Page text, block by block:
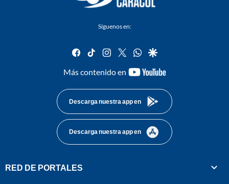
Síguenos en:
facebook
tiktok instagram
twitterwhatsapp
google
Más contenido en
youtube-
Descarga nuestra app en
Descarga nuestra app en
RED DE PORTALES